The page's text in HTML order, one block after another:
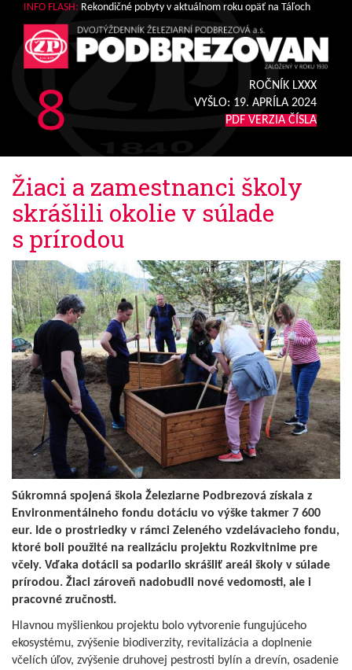
INFO FLASH: Rekondičné pobyty v aktuálnom roku opäť na Táľoch
8
ROČNÍK LXXX
VYŠLO: 19. APRÍLA 2024
PDF VERZIA ČÍSLA
Žiaci a zamestnanci školy
skrášlili okolie v súlade
s prírodou
Súkromná spojená škola Železiarne Podbrezová získala z
Environmentálneho fondu dotáciu vo výške takmer 7 600
eur. Ide o prostriedky v rámci Zeleného vzdelávacieho fondu,
ktoré boli použité na realizáciu projektu Rozkvitnime pre
včely. Vďaka dotácii sa podarilo skrášliť areál školy v súlade
prírodou. Žiaci zároveň nadobudli nové vedomosti, ale i
pracovné zručnosti.
Hlavnou myšlienkou projektu bolo vytvorenie fungujúceho
ekosystému, zvýšenie biodiverzity, revitalizácia a doplnenie
včelích úľov, zvýšenie druhovej pestrosti bylín a drevín, osadenie